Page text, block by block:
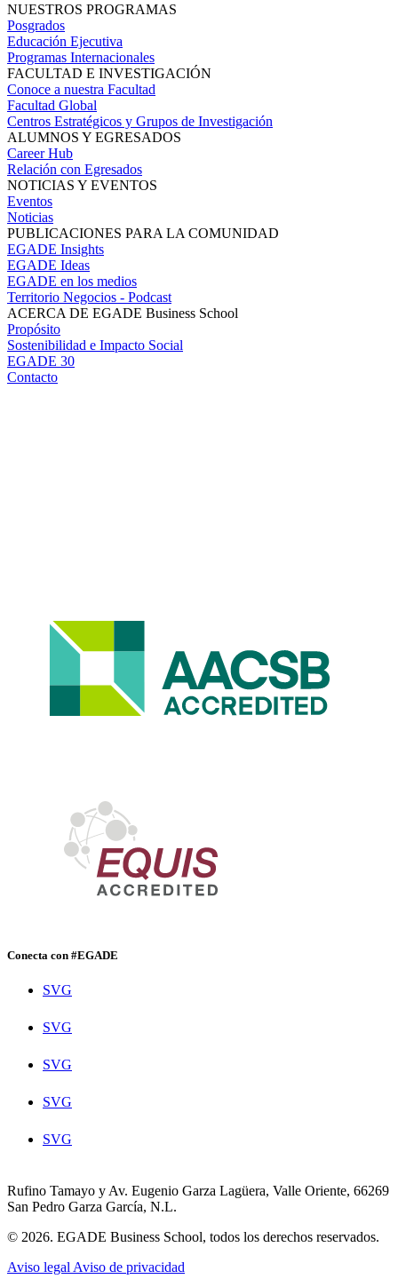
NUESTROS PROGRAMAS
Posgrados
Educación Ejecutiva
Programas Internacionales
FACULTAD E INVESTIGACIÓN
Conoce a nuestra Facultad
Facultad Global
Centros Estratégicos y Grupos de Investigación
ALUMNOS Y EGRESADOS
Career Hub
Relación con Egresados
NOTICIAS Y EVENTOS
Eventos
Noticias
PUBLICACIONES PARA LA COMUNIDAD
EGADE Insights
EGADE Ideas
EGADE en los medios
Territorio Negocios - Podcast
ACERCA DE EGADE Business School
Propósito
Sostenibilidad e Impacto Social
EGADE 30
Contacto
Conecta con #EGADE
SVG
SVG
SVG
SVG
SVG
Rufino Tamayo y Av. Eugenio Garza Lagüera, Valle Oriente, 66269
San Pedro Garza García, N.L.
© 2026. EGADE Business School, todos los derechos reservados.
Aviso legal Aviso de privacidad